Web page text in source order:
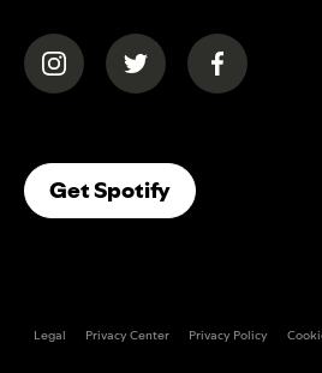
(opens in a new tab)(opens in a new tab)
(opens in
Get Spotify(opens In A
Legal Privacy Center Privacy Policy